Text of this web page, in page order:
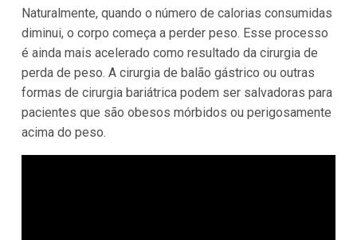
Naturalmente, quando o número de calorias consumidas
diminui, o corpo começa a perder peso. Esse processo
é ainda mais acelerado como resultado da cirurgia de
perda de peso. A cirurgia de balão gástrico ou outras
formas de cirurgia bariátrica podem ser salvadoras para
pacientes que são obesos mórbidos ou perigosamente
acima do peso.